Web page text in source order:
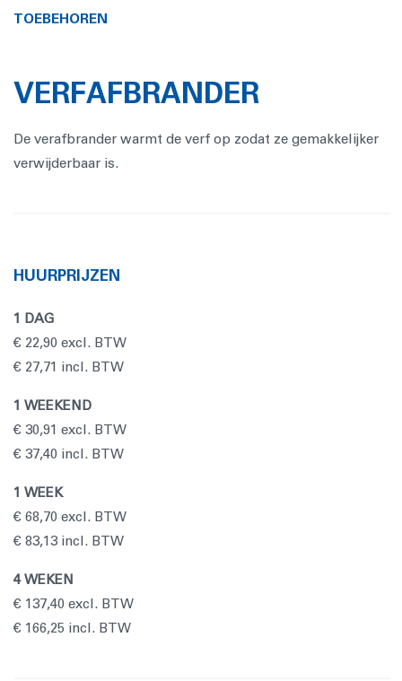
TOEBEHOREN
VERFAFBRANDER
De verafbrander warmt de verf op zodat ze gemakkelijker
verwijderbaar is.
HUURPRIJZEN
1 DAG
€ 22,90 excl. BTW
€ 27,71 incl. BTW
1 WEEKEND
€ 30,91 excl. BTW
€ 37,40 incl. BTW
1 WEEK
€ 68,70 excl. BTW
€ 83,13 incl. BTW
4 WEKEN
€ 137,40 excl. BTW
€ 166,25 incl. BTW